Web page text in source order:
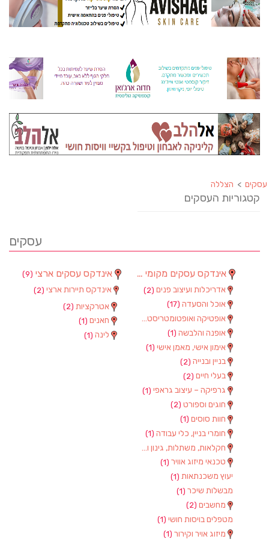
עסקים > הצללה
קטגוריות העסקים
עסקים
אינדקס עסקים ארצי (9)
אינדקס תיירות ארצי (2)
אטרקציות (2)
חאנים (1)
לינה (1)
אינדקס עסקים מקומי (90)
אדריכלות ועיצוב פנים (2)
אוכל והסעדה (17)
אופטיקה ואופטומטריסטים
אופנה והלבשה (1)
אימון אישי, מאמן אישי (1)
בניין ובנייה (2)
בעלי חיים (2)
גרפיקה – עיצוב גראפי (1)
חוגים וספורט (2)
חוות סוסים (1)
חומרי בניין, כלי עבודה (1)
חקלאות, משתלות, גינון וציוד
טכנאי מיזוג אוויר (1)
יעוץ משכנתאות (1)
מבשלות שיכר (1)
מחשבים (2)
מטפלים בויסות חושי (1)
מיזוג אויר וקירור (1)